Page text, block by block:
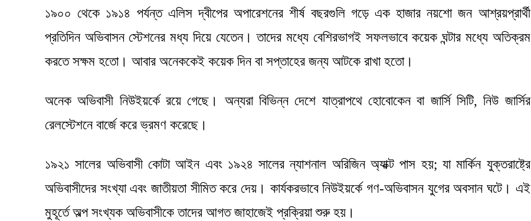
১৯০০ থেকে ১৯১৪ পর্যন্ত এলিস দ্বীপের অপারেশনের শীর্ষ বছরগুলি গড়ে এক হাজার নয়শো জন আশ্রয়প্রার্থী
প্রতিদিন অভিবাসন স্টেশনের মধ্য দিয়ে যেতেন। তাদের মধ্যে বেশিরভাগই সফলভাবে কয়েক ঘন্টার মধ্যে অতিক্রম
করতে সক্ষম হতো। আবার অনেককেই কয়েক দিন বা সপ্তাহের জন্য আটকে রাখা হতো।
অনেক অভিবাসী নিউইয়র্কে রয়ে গেছে। অন্যরা বিভিন্ন দেশে যাত্রাপথে হোবোকেন বা জার্সি সিটি, নিউ জার্সির
রেলস্টেশনে বার্জে করে ভ্রমণ করেছে।
১৯২১ সালের অভিবাসী কোটা আইন এবং ১৯২৪ সালের ন্যাশনাল অরিজিন অ্যাক্ট পাস হয়; যা মার্কিন যুক্তরাষ্ট্রে
অভিবাসীদের সংখ্যা এবং জাতীয়তা সীমিত করে দেয়। কার্যকরভাবে নিউইয়র্কে গণ-অভিবাসন যুগের অবসান ঘটে। এই
মুহূর্তে অল্প সংখ্যক অভিবাসীকে তাদের আগত জাহাজেই প্রক্রিয়া শুরু হয়।